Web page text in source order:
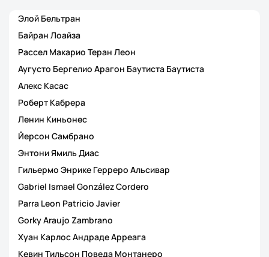
Элой Бельтран
Байран Лоайза
Рассел Макарио Теран Леон
Аугусто Бергелио Арагон Баутиста Баутиста
Алекс Касас
Роберт Кабрера
Ленин Киньонес
Йерсон Самбрано
Энтони Ямиль Диас
Гильермо Энрике Герреро Альсивар
Gabriel Ismael González Cordero
Parra Leon Patricio Javier
Gorky Araujo Zambrano
Хуан Карлос Андраде Арреага
Кевин Тильсон Поведа Монтанеро